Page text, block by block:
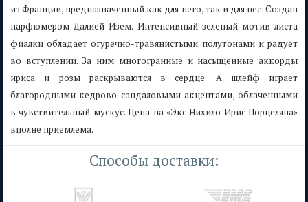
из Франции, предназначенный как для него, так и для нее. Создан
парфюмером Далией Изем. Интенсивный зеленый мотив листа
фиалки обладает огуречно-травянистыми полутонами и радует
во вступлении. За ним многогранные и насыщенные аккорды
ириса и розы раскрываются в сердце. А шлейф играет
благородными кедрово-сандаловыми акцентами, облаченными
в чувствительный мускус. Цена на «Экс Нихило Ирис Порцеляна»
вполне приемлема.
Способы доставки: